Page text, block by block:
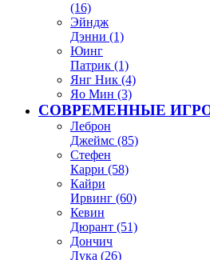
(16)
Эйндж
Дэнни (1)
Юинг
Патрик (1)
Янг Ник (4)
Яо Мин (3)
СОВРЕМЕННЫЕ
Леброн
Джеймс (85)
Стефен
Карри (58)
Кайри
Ирвинг (60)
Кевин
Дюрант (51)
Дончич
Лука (26)